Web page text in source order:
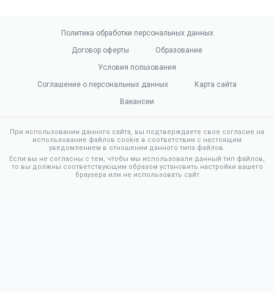
Политика обработки персональных данных
Договор оферты
Образование
Условия пользования
Соглашение о персональных данных
Карта сайта
Вакансии
При использовании данного сайта, вы подтверждаете свое согласие на
использование файлов cookie в соответствии с настоящим
уведомлением в отношении данного типа файлов.
Если вы не согласны с тем, чтобы мы использовали данный тип файлов,
то вы должны соответствующим образом установить настройки вашего
браузера или не использовать сайт